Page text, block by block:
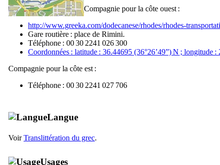
Compagnie pour la côte ouest :
http://www.greeka.com/dodecanese/rhodes/rhodes-
Gare routière : place de Rimini.
Téléphone : 00 30 2241 026 300
Coordonnées : latitude : 36.44695 (36°26’49”) N ; longitude :
Compagnie pour la côte est :
Téléphone : 00 30 2241 027 706
Langue
VoirTranslittération du grec.
Usages